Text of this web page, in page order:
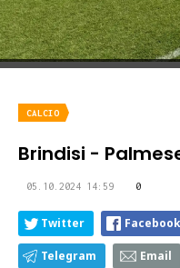
CALCIO
Brindisi -
05.10.2024 14:59 0
Twitter Facebook
Telegram Email